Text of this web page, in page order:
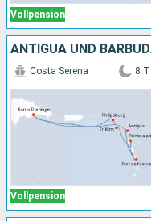
Vollpension
Vollpension
Costa Serena 8 T